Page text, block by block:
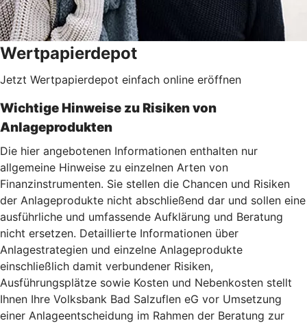
Wertpapierdepot
Jetzt Wertpapierdepot einfach online eröffnen
Wichtige Hinweise zu Risiken von
Anlageprodukten
Die hier angebotenen Informationen enthalten nur
allgemeine Hinweise zu einzelnen Arten von
Finanzinstrumenten. Sie stellen die Chancen und Risiken
der Anlageprodukte nicht abschließend dar und sollen eine
ausführliche und umfassende Aufklärung und Beratung
nicht ersetzen. Detaillierte Informationen über
Anlagestrategien und einzelne Anlageprodukte
einschließlich damit verbundener Risiken,
Ausführungsplätze sowie Kosten und Nebenkosten stellt
Ihnen Ihre Volksbank Bad Salzuflen eG vor Umsetzung
einer Anlageentscheidung im Rahmen der Beratung zur